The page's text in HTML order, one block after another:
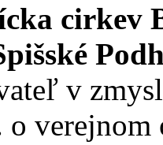
cirkev
v
verejnom